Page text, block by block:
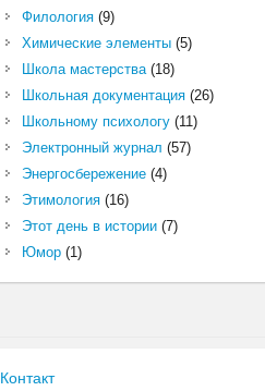
Филология(9)
Химические элементы(5)
Школа мастерства(18)
Школьная документация(26)
Школьному психологу(11)
Электронный журнал (57)
Энергосбережение(4)
Этимология(16)
Этот день в истории(7)
Юмор(1)
Контакт